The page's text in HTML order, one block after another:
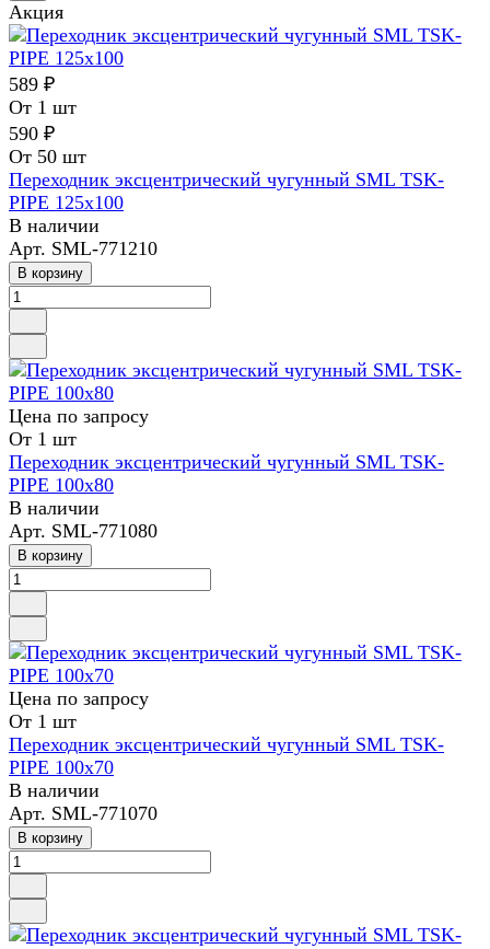
Акция
589 ₽
От 1 шт
590 ₽
От 50 шт
Переходник эксцентрический чугунный SML TSK-
PIPE 125х100
В наличии
Арт. SML-771210
В корзину
Цена по запросу
От 1 шт
Переходник эксцентрический чугунный SML TSK-
PIPE 100х80
В наличии
Арт. SML-771080
В корзину
Цена по запросу
От 1 шт
Переходник эксцентрический чугунный SML TSK-
PIPE 100х70
В наличии
Арт. SML-771070
В корзину